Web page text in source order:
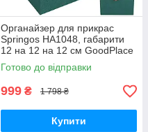
Органайзер для прикрас
Springos HA1048, габарити
12 на 12 на 12 см GoodPlace
-worry-free-shopping-
Готово до відправки
999 ₴ 1 798 ₴
Купити